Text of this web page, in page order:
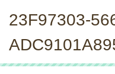
23F97303-